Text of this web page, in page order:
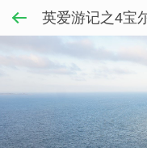
英爱游记之4宝